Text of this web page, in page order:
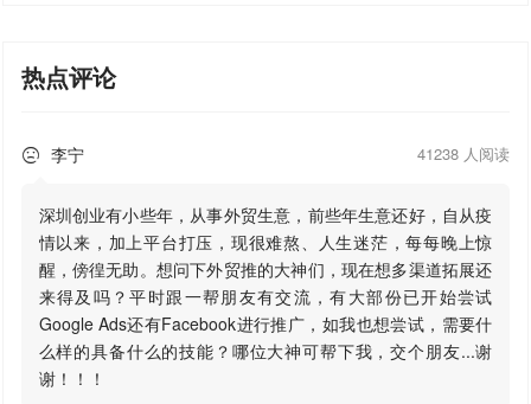
热点评论
 李宁 41238 人阅读
深圳创业有小些年，从事外贸生意，前些年生意还好，自从疫
情以来，加上平台打压，现很难熬、人生迷茫，每每晚上惊
醒，傍徨无助。想问下外贸推的大神们，现在想多渠道拓展还
来得及吗？平时跟一帮朋友有交流，有大部份已开始尝试
Google Ads还有Facebook进行推广，如我也想尝试，需要什
么样的具备什么的技能？哪位大神可帮下我，交个朋友...谢
谢！！！